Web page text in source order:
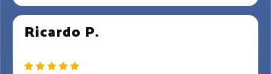
Ricardo P.